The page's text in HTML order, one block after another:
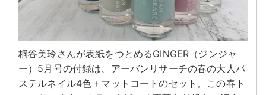
桐谷美玲さんが表紙をつとめるGINGER（ジンジャ
ー）5月号の付録は、アーバンリサーチの春の大人パ
ステルネイル4色＋マットコートのセット。この春ト